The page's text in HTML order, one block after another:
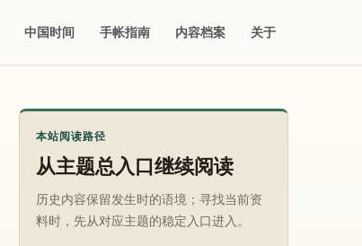
中国时间 手帐指南 内容档案 关于
本站阅读路径
从主题总入口继续阅读
历史内容保留发生时的语境；寻找当前资
料时，先从对应主题的稳定入口进入。